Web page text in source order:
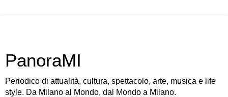
PanoraMI
Periodico di attualità, cultura, spettacolo, arte, musica e life
style. Da Milano al Mondo, dal Mondo a Milano.